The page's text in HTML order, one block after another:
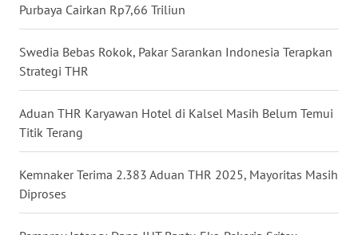
Purbaya Cairkan Rp7,66 Triliun
Swedia Bebas Rokok, Pakar Sarankan Indonesia Terapkan
Strategi THR
Aduan THR Karyawan Hotel di Kalsel Masih Belum Temui
Titik Terang
Kemnaker Terima 2.383 Aduan THR 2025, Mayoritas Masih
Diproses
NUSANTARA
WN
JOGJA
WN
JATIM